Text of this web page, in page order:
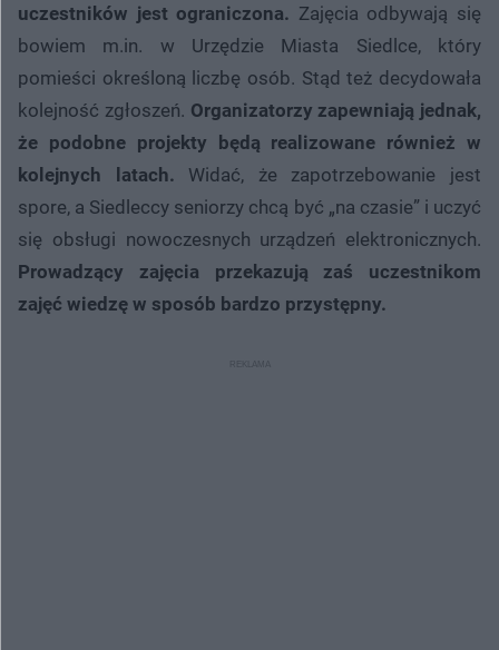
uczestników jest ograniczona. Zajęcia odbywają się
bowiem m.in. w Urzędzie Miasta Siedlce, który
pomieści określoną liczbę osób. Stąd też decydowała
kolejność zgłoszeń. Organizatorzy zapewniają jednak,
że podobne projekty będą realizowane również w
kolejnych latach. Widać, że zapotrzebowanie jest
spore, a Siedleccy seniorzy chcą być „na czasie” i uczyć
się obsługi nowoczesnych urządzeń elektronicznych.
Prowadzący zajęcia przekazują zaś uczestnikom
zajęć wiedzę w sposób bardzo przystępny.